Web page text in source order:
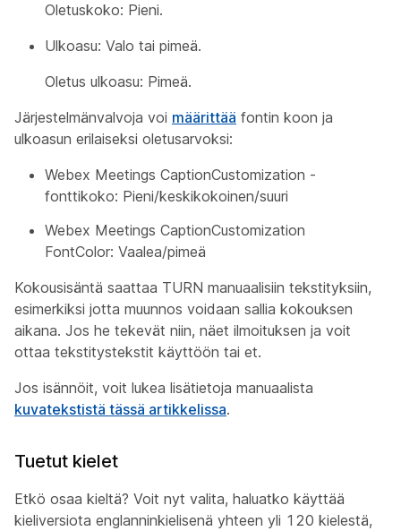
Oletuskoko: Pieni.
Ulkoasu: Valo tai pimeä.
Oletus ulkoasu: Pimeä.
Järjestelmänvalvoja voi määrittää fontin koon ja
ulkoasun erilaiseksi oletusarvoksi:
Webex Meetings CaptionCustomization -
fonttikoko: Pieni/keskikokoinen/suuri
Webex Meetings CaptionCustomization
FontColor: Vaalea/pimeä
Kokousisäntä saattaa TURN manuaalisiin tekstityksiin,
esimerkiksi jotta muunnos voidaan sallia kokouksen
aikana. Jos he tekevät niin, näet ilmoituksen ja voit
ottaa tekstitystekstit käyttöön tai et.
Jos isännöit, voit lukea lisätietoja manuaalista
kuvatekstistä tässä artikkelissa.
Tuetut kielet
Etkö osaa kieltä? Voit nyt valita, haluatko käyttää
kieliversiota englanninkielisenä yhteen yli 120 kielestä,